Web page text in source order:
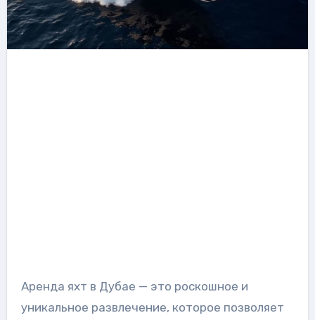
Аренда яхт в Дубае — это роскошное и
уникальное развлечение, которое позволяет